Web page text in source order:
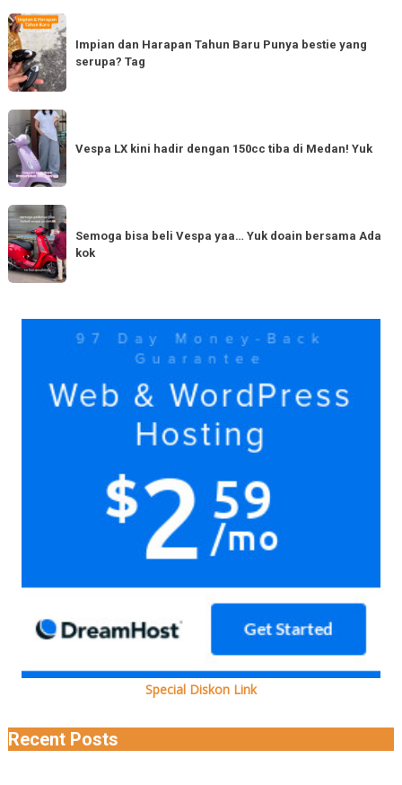
Impian
dan
Harapan
Tahun
Baru
Punya
bestie
yang
Tag
Impian dan Harapan Tahun Baru Punya bestie yang
serupa? Tag
Vespa
LX
kini
hadir
dengan
150cc
tiba
di
Vespa LX kini hadir dengan 150cc tiba di Medan! Yuk
Semoga
bisa
beli
Vespa
Yuk
Semoga bisa beli Vespa yaa… Yuk doain bersama Ada
kok
Special Diskon Link
Recent Posts